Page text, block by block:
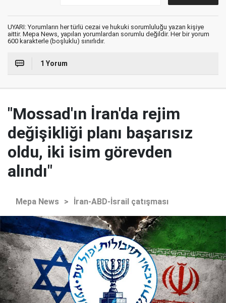
UYARI: Yorumların her türlü cezai ve hukuki sorumluluğu yazan kişiye
aittir. Mepa News, yapılan yorumlardan sorumlu değildir. Her bir yorum
600 karakterle (boşluklu) sınırlıdır.
1 Yorum
"Mossad'ın İran'da rejim
değişikliği planı başarısız
oldu, iki isim görevden
alındı"
Mepa News > İran-ABD-İsrail çatışması